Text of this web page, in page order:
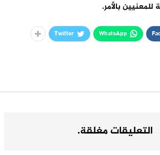
للمعنيين بالأمر.
WhatsApp
Twitter
التعليقات مغلقة.